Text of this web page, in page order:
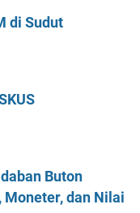
di Sudut
Buton
dan Nilai